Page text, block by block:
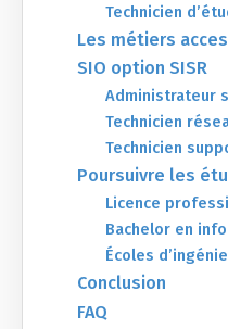
Technicien
Les métiers
SIO option SISR
Administrateur
Technicien
Technicien
Poursuivre les
Licence
Bachelor en
Écoles
Conclusion
FAQ